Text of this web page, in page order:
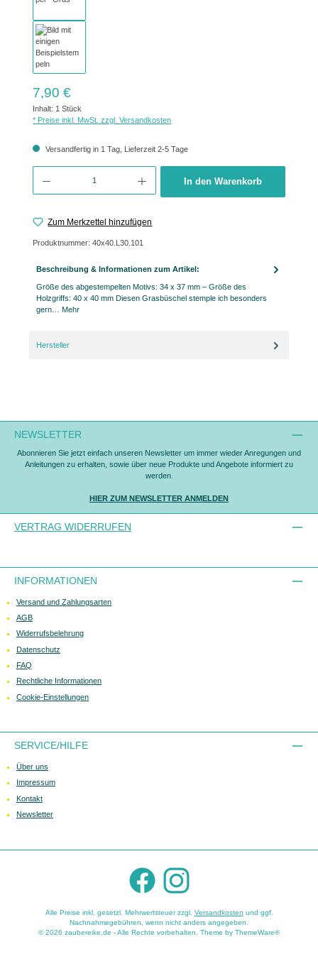
Regulärer Preis:
7,90 €
Inhalt: 1 Stück
* Preise inkl. MwSt. zzgl. Versandkosten
Versandfertig in 1 Tag, Lieferzeit 2-5 Tage
In den Warenkorb
Zum Merkzettel hinzufügen
Produktnummer: 40x40.L30.101
Beschreibung & Informationen zum Artikel:
Größe des abgestempelten Motivs: 34 x 37 mm – Größe des
Holzgriffs: 40 x 40 mm Diesen Grasbüschel stemple ich besonders
gern… Mehr
Hersteller
NEWSLETTER
Abonnieren Sie jetzt einfach unseren Newsletter um immer wieder Anregungen und
Anleitungen zu erhalten, sowie über neue Produkte und Angebote informiert zu
werden.
HIER ZUM NEWSLETTER ANMELDEN
VERTRAG WIDERRUFEN
INFORMATIONEN
Versand und Zahlungsarten
AGB
Widerrufsbelehrung
Datenschutz
FAQ
Rechtliche Informationen
Cookie-Einstellungen
SERVICE/HILFE
Über uns
Impressum
Kontakt
Newsletter
Facebook Instagram
Alle Preise inkl. gesetzl. Mehrwertsteuer zzgl. Versandkosten und ggf.
Nachnahmegebühren, wenn nicht anders angegeben.
© 2026 zaubereike.de - Alle Rechte vorbehalten. Theme by ThemeWare®